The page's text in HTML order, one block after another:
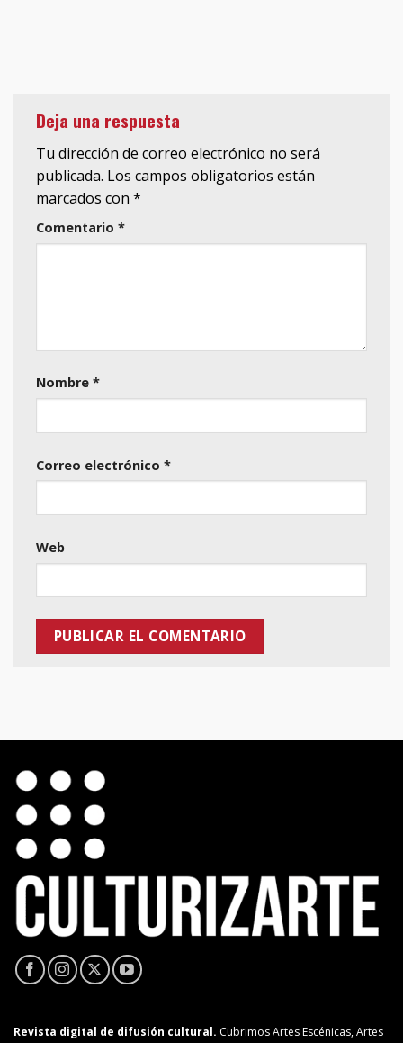
Deja una respuesta
Tu dirección de correo electrónico no será
publicada. Los campos obligatorios están
marcados con *
Comentario *
Nombre *
Correo electrónico *
Web
Revista digital de difusión cultural. Cubrimos Artes Escénicas, Artes